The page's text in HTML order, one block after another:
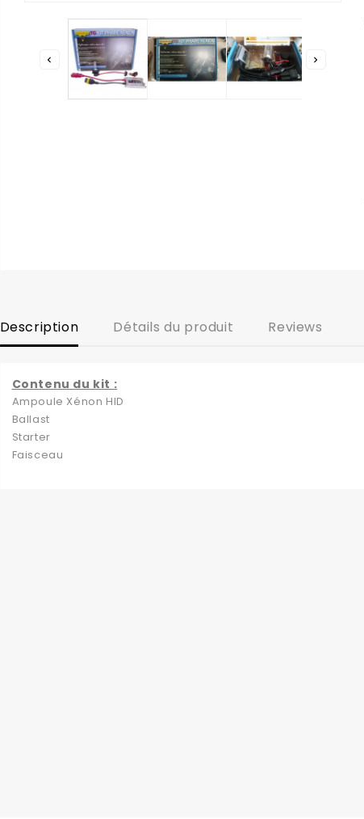
 
Description Détails du produit Reviews
Contenu du kit :
Ampoule Xénon HID
Ballast
Starter
Faisceau